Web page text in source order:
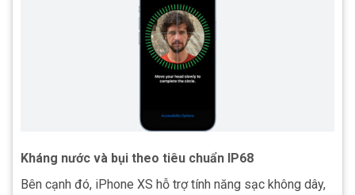
Kháng nước và bụi theo tiêu chuẩn IP68
Bên cạnh đó, iPhone XS hỗ trợ tính năng sạc không dây,